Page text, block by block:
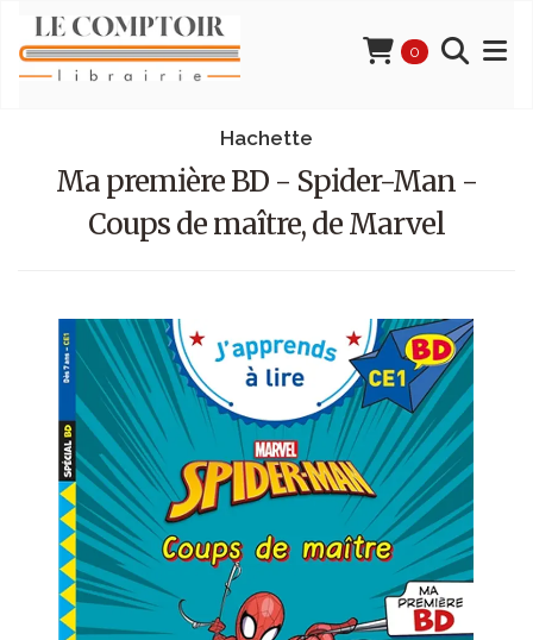
0
Hachette
Ma première BD - Spider-Man -
Coups de maître, de Marvel